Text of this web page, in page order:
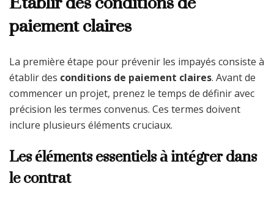
paiement claires
La première étape pour prévenir les impayés consiste à
établir des conditions de paiement claires. Avant de
commencer un projet, prenez le temps de définir avec
précision les termes convenus. Ces termes doivent
inclure plusieurs éléments cruciaux.
Les éléments essentiels à intégrer dans
le contrat